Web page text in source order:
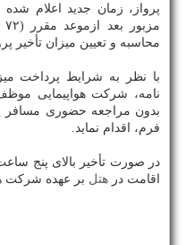
پرواز، زمان جدید اعلام شده
محاسبه و تعیین میزان تأخیر
با نظر به شرایط پرداخت
نامه، شرکت هواپیمایی
بدون مراجعه حضوری مسافر
فرم، اقدام نماید.
در صورت تأخیر بالای پنج
اقامت در هتل بر عهده شرکت